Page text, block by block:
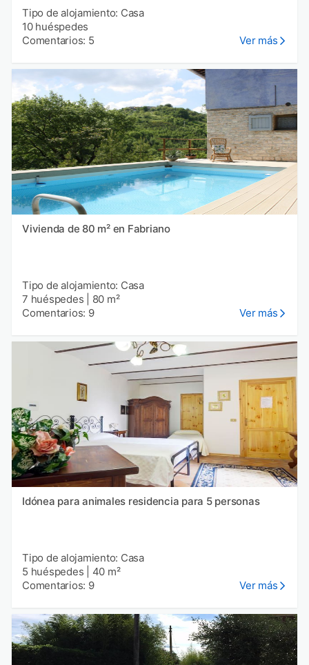
Tipo de alojamiento: Casa
10 huéspedes
Comentarios: 5
Ver más
Vivienda de 80 m² en Fabriano
Tipo de alojamiento: Casa
7 huéspedes
80 m²
Comentarios: 9
Ver más
Idónea para animales residencia para 5 personas
Tipo de alojamiento: Casa
5 huéspedes
40 m²
Comentarios: 9
Ver más